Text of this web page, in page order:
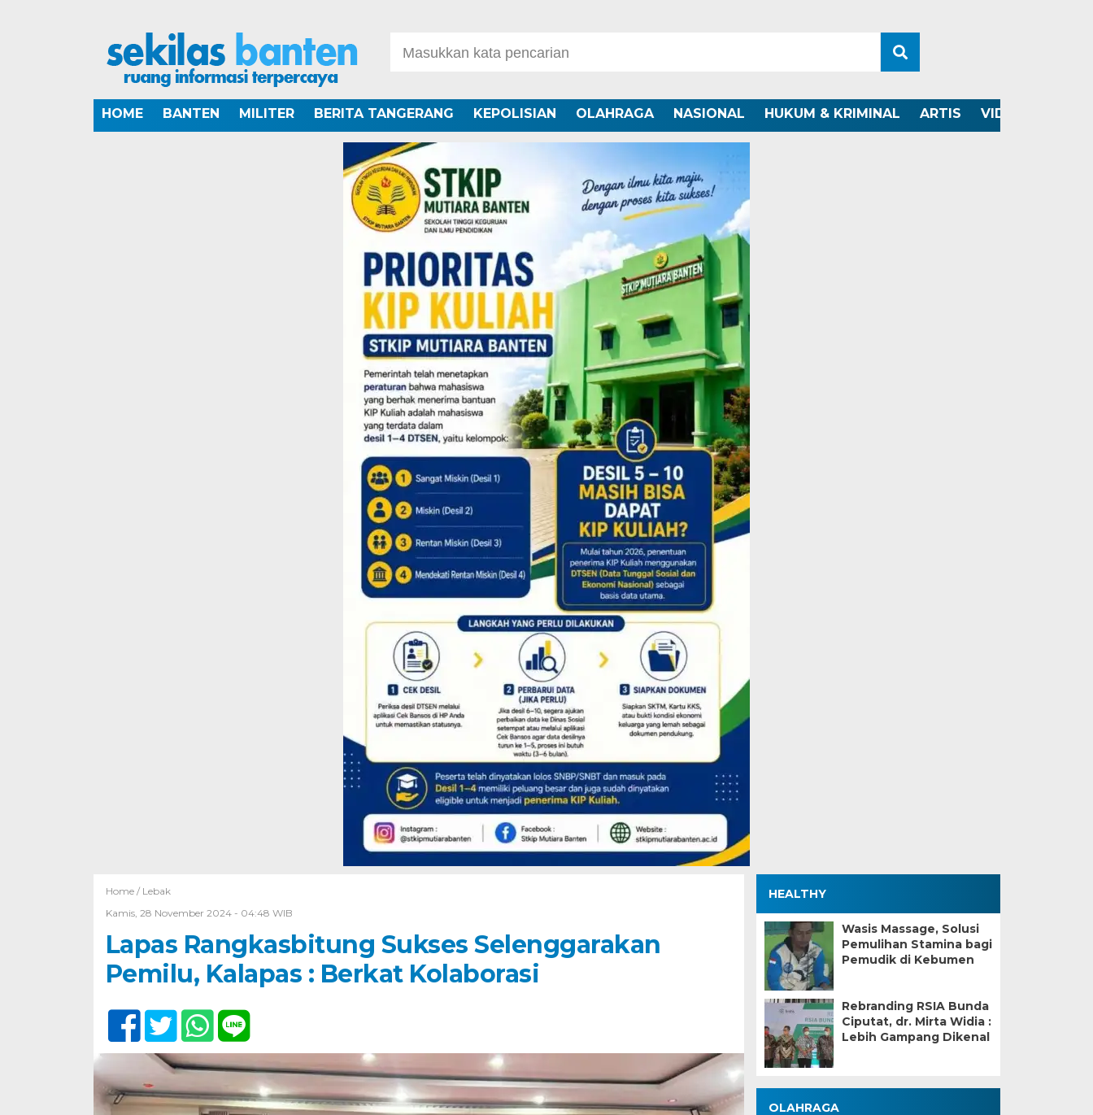
HOME BANTEN MILITER BERITA TANGERANG KEPOLISIAN OLAHRAGA NASIONAL HUKUM & KRIMINAL ARTIS VIDEO
Home / Lebak
Kamis, 28 November 2024 - 04:48 WIB
Lapas Rangkasbitung Sukses Selenggarakan
Pemilu, Kalapas : Berkat Kolaborasi
HEALTHY
Wasis Massage, Solusi
Pemulihan Stamina bagi
Pemudik di Kebumen
Rebranding RSIA Bunda
Ciputat, dr. Mirta Widia :
Lebih Gampang Dikenal
OLAHRAGA